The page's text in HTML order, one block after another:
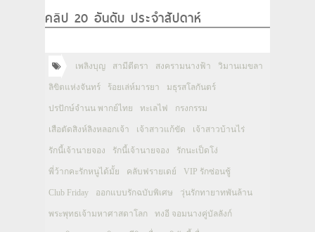
คลิป 20 อันดับ ประจำสัปดาห์
เพลิงบุญ สามีตีตรา สงครามนางฟ้า วิมานเมขลา
ลิขิตแห่งจันทร์ ร้อยเล่ห์มารยา มธุรสโลกันตร์
ปรปักษ์จำนน พากย์ไทย ทะเลไฟ กรงกรรม
เสือตัดสิงห์ลิงหลอกเจ้า เจ้าสาวแก้ขัด เจ้าสาวบ้านไร่
รักนี้เจ้านายจอง รักนี้เจ้านายจอง รักนะเป็ดโง่
พี่ว้ากคะรักหนูได้มั้ย คลับฟรายเดย์ VIP รักซ่อนชู้
Club Friday ออกแบบรักฉบับพิเศษ วุ่นรักทายาทพันล้าน
พระพุทธเจ้ามหาศาสดาโลก ทงอี จอมนางคู่บัลลังก์